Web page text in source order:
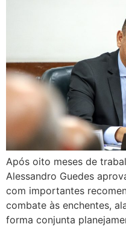
Após oito meses de
Alessandro Guedes
com importantes
combate às enchentes,
forma conjunta